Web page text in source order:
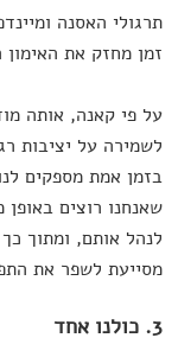
תרגולי האסנה
זמן מחזק את האימון
על פי קאנה, אותה
לשמירה על יציבות
בזמן אמת מספקים
שאנחנו רוצים באופן
לנהל אותם, ומתוך
מסייעת לשפר את
3. כולנו אחד